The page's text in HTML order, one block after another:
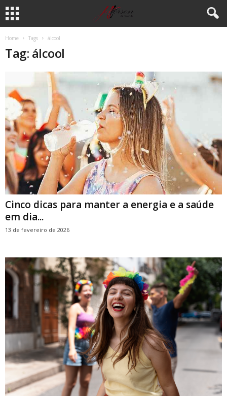
Home Tags álcool
Tag: álcool
Cinco dicas para manter a energia e a saúde
em dia...
13 de fevereiro de 2026